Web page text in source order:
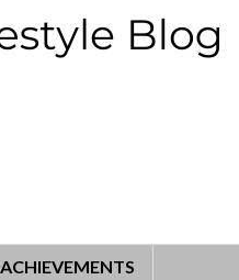
ACHIEVEMENTS